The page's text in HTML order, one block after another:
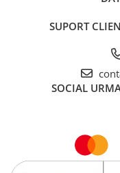
SUPORT
SOCIAL